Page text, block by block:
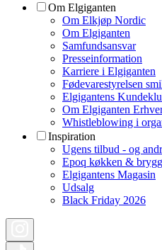
Om Elgiganten
Om Elkjøp Nordic
Om Elgiganten
Samfundsansvar
Presseinformation
Karriere i Elgiganten
Fødevarestyrelsen
Elgigantens
Om Elgiganten
Whistleblowing i
Inspiration
Ugens tilbud - og
Epoq køkken &
Elgigantens Magasin
Udsalg
Black Friday 2026